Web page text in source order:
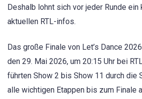
Deshalb lohnt sich vor jeder Runde ein
aktuellen RTL-infos.
Das große Finale von Let’s Dance
den 29. Mai 2026, um 20:15 Uhr bei
führten Show 2 bis Show 11 durch die
alle wichtigen Etappen bis zum Finale